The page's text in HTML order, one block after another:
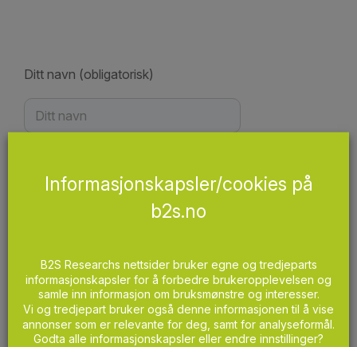
Ditt navn (obligatorisk)
Informasjonskapsler/cookies på
b2s.no
B2S Researchs nettsider bruker egne og tredjeparts
informasjonskapsler for å forbedre brukeropplevelsen og
samle inn informasjon om bruksmønstre og interesser.
Vi og tredjepart bruker også denne informasjonen til å vise
annonser som er relevante for deg, samt for analyseformål.
Godta alle informasjonskapsler eller endre innstillinger?